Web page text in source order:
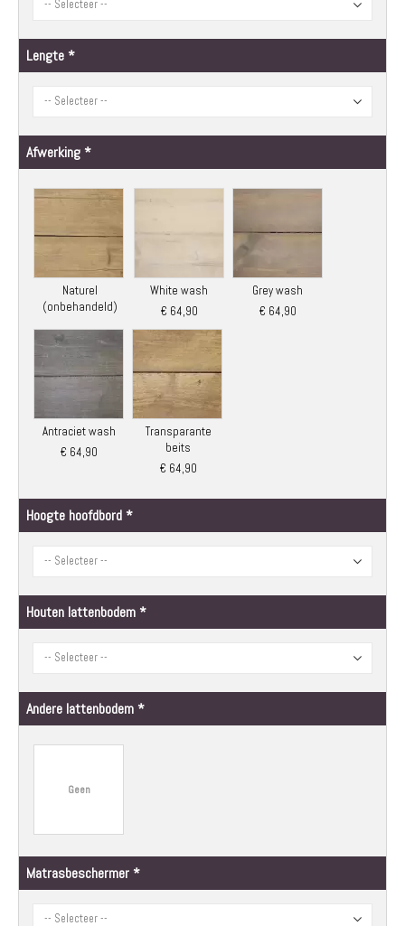
Lengte
Afwerking
Naturel
(onbehandeld)
White wash
€ 64,90
Grey wash
€ 64,90
Antraciet wash
€ 64,90
Transparante
beits
€ 64,90
Hoogte hoofdbord
Houten lattenbodem
Andere lattenbodem
Geen
Matrasbeschermer